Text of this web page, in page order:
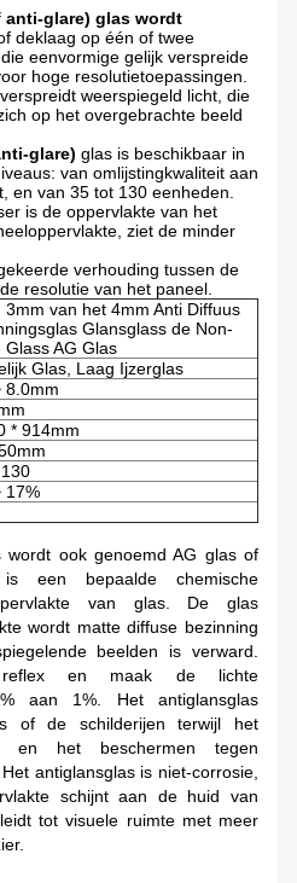
glare) glas wordt
deklaag op één of twee
eenvormige gelijk verspreide
hoge resolutietoepassingen.
weerspiegeld licht, die
op het overgebrachte beeld
glare) glas is beschikbaar in
van omlijstingkwaliteit aan
en van 35 tot 130 eenheden.
is de oppervlakte van het
ziet de minder
verhouding tussen de
resolutie van het paneel.
3mm van het 4mm Anti Diffuus
Glansglass de Non-
Glass AG Glas
Glas, Laag Ijzerglas
8.0mm
* 914mm
17%
wordt ook genoemd AG glas of
een bepaalde chemische
van glas. De glas
wordt matte diffuse bezinning
beelden is verward.
en maak de lichte
aan 1%. Het antiglansglas
of de schilderijen terwijl het
en het beschermen tegen
antiglansglas is niet-corrosie,
schijnt aan de huid van
tot visuele ruimte met meer